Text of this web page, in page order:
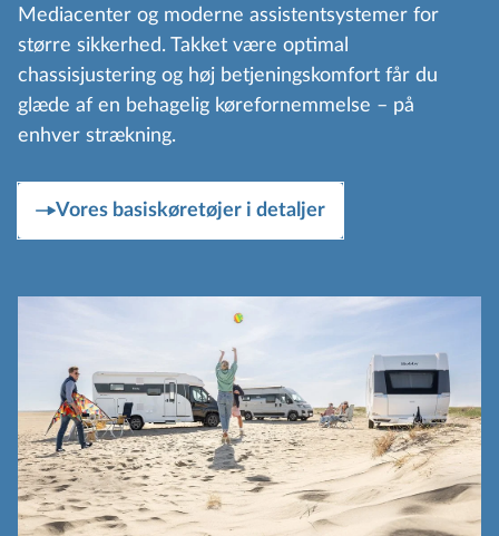
Mediacenter og moderne assistentsystemer for
større sikkerhed. Takket være optimal
chassisjustering og høj betjeningskomfort får du
glæde af en behagelig kørefornemmelse – på
enhver strækning.
Vores basiskøretøjer i detaljer